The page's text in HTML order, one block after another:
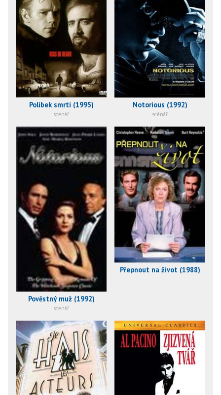
Polibek smrti (1995)
scénář
Notorious (1992)
scénář
Pověstný muž (1992)
scénář
Přepnout na život (1988)